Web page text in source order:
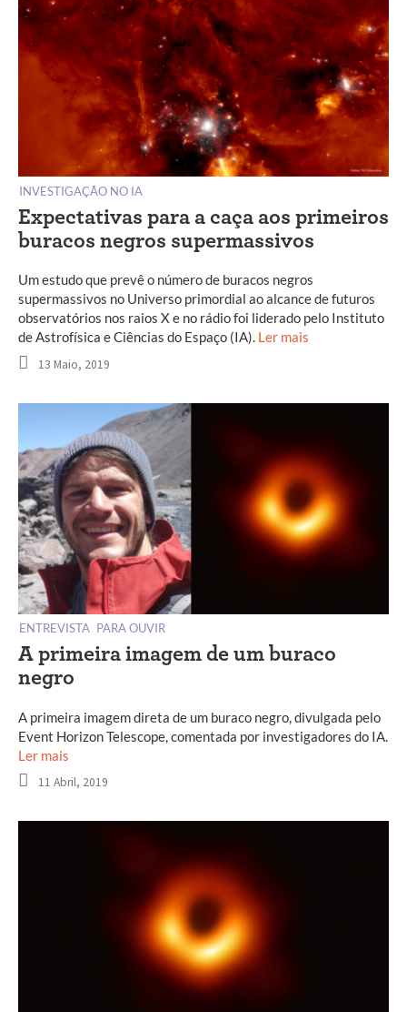
INVESTIGAÇÃO NO IA
Expectativas para a caça aos primeiros
buracos negros supermassivos
Um estudo que prevê o número de buracos negros
supermassivos no Universo primordial ao alcance de futuros
observatórios nos raios X e no rádio foi liderado pelo Instituto
de Astrofísica e Ciências do Espaço (IA). Ler mais
13 Maio, 2019
ENTREVISTA PARA OUVIR
A primeira imagem de um buraco
negro
A primeira imagem direta de um buraco negro, divulgada pelo
Event Horizon Telescope, comentada por investigadores do IA.
Ler mais
11 Abril, 2019